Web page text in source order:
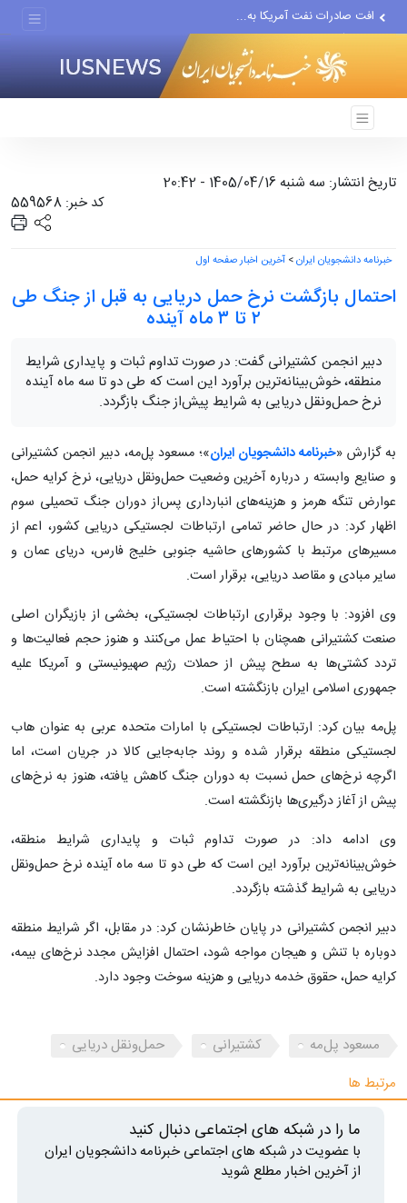
افت صادرات نفت آمریکا به...
انصارالله حمله به یک نفتکش...
حادثه امنیتی دریایی در جنوب...
تاریخ انتشار: سه شنبه 1405/04/16 - 20:42
کد خبر: 559568
خبرنامه دانشجویان ایران> آخرین اخبار صفحه اول
احتمال بازگشت نرخ حمل دریایی به قبل از جنگ طی
۲ تا ۳ ماه آینده
دبیر انجمن کشتیرانی گفت: در صورت تداوم ثبات و پایداری شرایط
منطقه، خوش‌بینانه‌ترین برآورد این است که طی دو تا سه ماه آینده
نرخ حمل‌ونقل دریایی به شرایط پیش‌از جنگ بازگردد.
به گزارش «خبرنامه دانشجویان ایران»؛ مسعود پل‌مه، دبیر انجمن کشتیرانی
و صنایع وابسته ر درباره آخرین وضعیت حمل‌ونقل دریایی، نرخ کرایه حمل،
عوارض تنگه هرمز و هزینه‌های انبارداری پس‌از دوران جنگ تحمیلی سوم
اظهار کرد: در حال حاضر تمامی ارتباطات لجستیکی دریایی کشور، اعم از
مسیرهای مرتبط با کشورهای حاشیه جنوبی خلیج فارس، دریای عمان و
سایر مبادی و مقاصد دریایی، برقرار است.
وی افزود: با وجود برقراری ارتباطات لجستیکی، بخشی از بازیگران اصلی
صنعت کشتیرانی همچنان با احتیاط عمل می‌کنند و هنوز حجم فعالیت‌ها و
تردد کشتی‌ها به سطح پیش از حملات رژیم صهیونیستی و آمریکا علیه
جمهوری اسلامی ایران بازنگشته است.
پل‌مه بیان کرد: ارتباطات لجستیکی با امارات متحده عربی به عنوان هاب
لجستیکی منطقه برقرار شده و روند جابه‌جایی کالا در جریان است، اما
اگرچه نرخ‌های حمل نسبت به دوران جنگ کاهش یافته، هنوز به نرخ‌های
پیش از آغاز درگیری‌ها بازنگشته است.
وی ادامه داد: در صورت تداوم ثبات و پایداری شرایط منطقه،
خوش‌بینانه‌ترین برآورد این است که طی دو تا سه ماه آینده نرخ حمل‌ونقل
دریایی به شرایط گذشته بازگردد.
دبیر انجمن کشتیرانی در پایان خاطرنشان کرد: در مقابل، اگر شرایط منطقه
دوباره با تنش و هیجان مواجه شود، احتمال افزایش مجدد نرخ‌های بیمه،
کرایه حمل، حقوق خدمه دریایی و هزینه سوخت وجود دارد.
مسعود پل‌مه کشتیرانی
حمل‌ونقل دریایی
مرتبط ها
ما را در شبکه های اجتماعی دنبال کنید
با عضویت در شبکه های اجتماعی خبرنامه دانشجویان ایران
از آخرین اخبار مطلع شوید